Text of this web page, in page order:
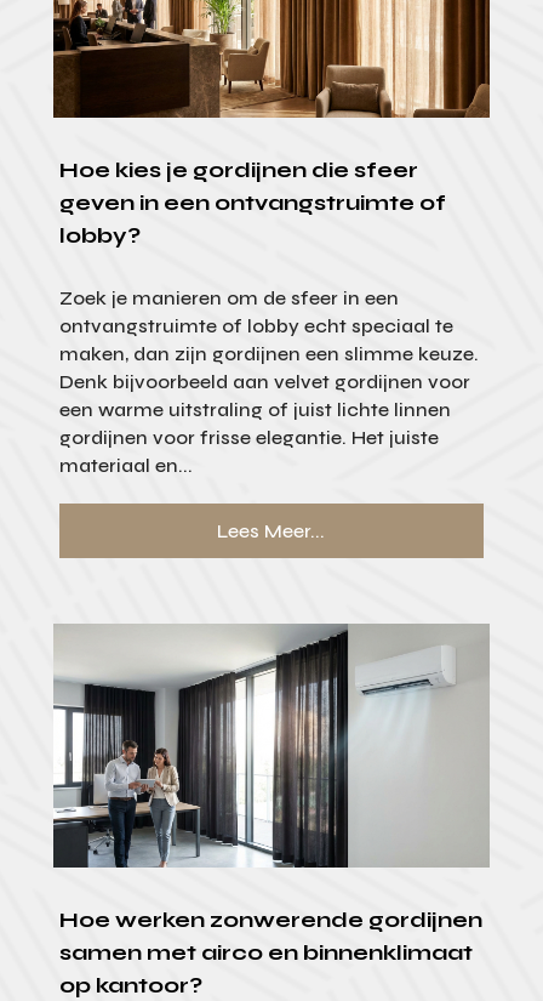
Hoe kies je gordijnen die sfeer
geven in een ontvangstruimte of
lobby?
Zoek je manieren om de sfeer in een
ontvangstruimte of lobby echt speciaal te
maken, dan zijn gordijnen een slimme keuze.
Denk bijvoorbeeld aan velvet gordijnen voor
een warme uitstraling of juist lichte linnen
gordijnen voor frisse elegantie. Het juiste
materiaal en...
Lees Meer...
Hoe werken zonwerende gordijnen
samen met airco en binnenklimaat
op kantoor?